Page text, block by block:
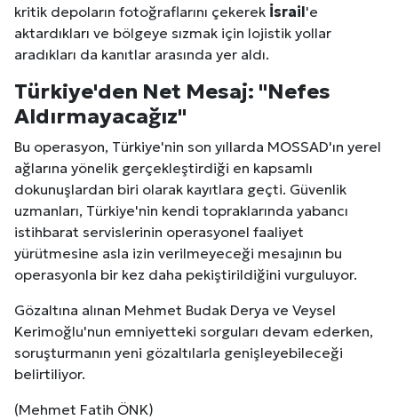
kritik depoların fotoğraflarını çekerek İsrail'e
aktardıkları ve bölgeye sızmak için lojistik yollar
aradıkları da kanıtlar arasında yer aldı.
Türkiye'den Net Mesaj: "Nefes
Aldırmayacağız"
Bu operasyon, Türkiye'nin son yıllarda MOSSAD'ın yerel
ağlarına yönelik gerçekleştirdiği en kapsamlı
dokunuşlardan biri olarak kayıtlara geçti. Güvenlik
uzmanları, Türkiye'nin kendi topraklarında yabancı
istihbarat servislerinin operasyonel faaliyet
yürütmesine asla izin verilmeyeceği mesajının bu
operasyonla bir kez daha pekiştirildiğini vurguluyor.
Gözaltına alınan Mehmet Budak Derya ve Veysel
Kerimoğlu'nun emniyetteki sorguları devam ederken,
soruşturmanın yeni gözaltılarla genişleyebileceği
belirtiliyor.
(Mehmet Fatih ÖNK)